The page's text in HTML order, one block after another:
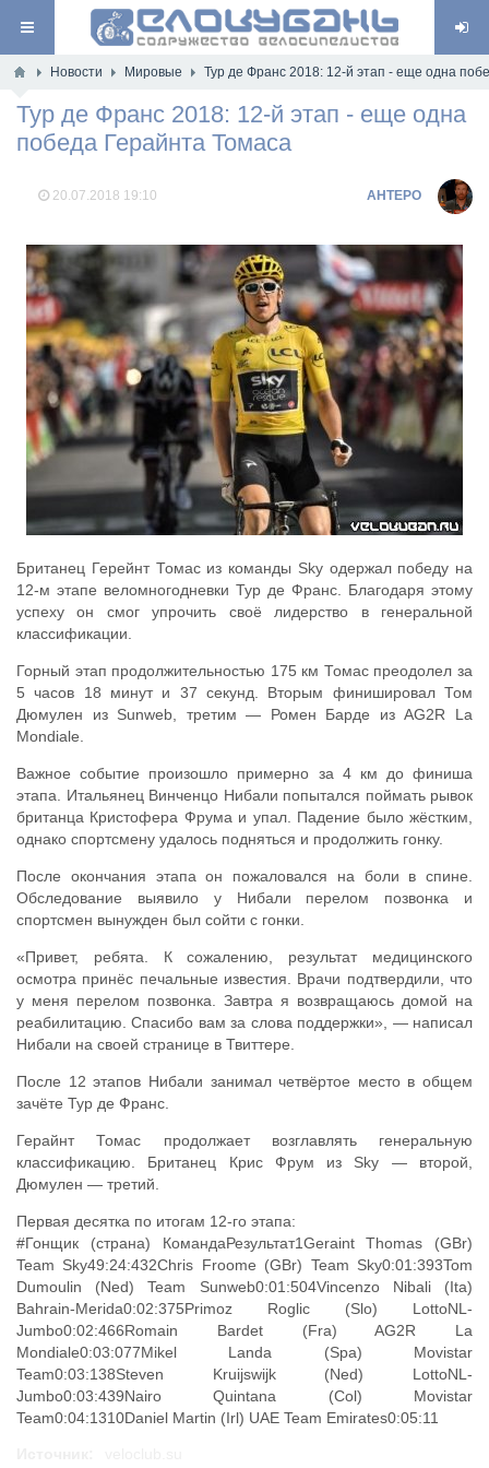
Новости Мировые Тур де Франс 2018: 12-й этап - еще одна
Тур де Франс 2018: 12-й этап - еще одна
победа Герайнта Томаса
20.07.2018 19:10 AHTEPO
Британец Герейнт Томас из команды Sky одержал победу на
12-м этапе веломногодневки Тур де Франс. Благодаря этому
успеху он смог упрочить своё лидерство в генеральной
классификации.
Горный этап продолжительностью 175 км Томас преодолел за
5 часов 18 минут и 37 секунд. Вторым финишировал Том
Дюмулен из Sunweb, третим — Ромен Барде из AG2R La
Mondiale.
Важное событие произошло примерно за 4 км до финиша
этапа. Итальянец Винченцо Нибали попытался поймать рывок
британца Кристофера Фрума и упал. Падение было жёстким,
однако спортсмену удалось подняться и продолжить гонку.
После окончания этапа он пожаловался на боли в спине.
Обследование выявило у Нибали перелом позвонка и
спортсмен вынужден был сойти с гонки.
«Привет, ребята. К сожалению, результат медицинского
осмотра принёс печальные известия. Врачи подтвердили, что
у меня перелом позвонка. Завтра я возвращаюсь домой на
реабилитацию. Спасибо вам за слова поддержки», — написал
Нибали на своей странице в Твиттере.
После 12 этапов Нибали занимал четвёртое место в общем
зачёте Тур де Франс.
Герайнт Томас продолжает возглавлять генеральную
классификацию. Британец Крис Фрум из Sky — второй,
Дюмулен — третий.
Первая десятка по итогам 12-го этапа:
#Гонщик (страна) КомандаРезультат1Geraint Thomas (GBr)
Team Sky49:24:432Chris Froome (GBr) Team Sky0:01:393Tom
Dumoulin (Ned) Team Sunweb0:01:504Vincenzo Nibali (Ita)
Bahrain-Merida0:02:375Primoz Roglic (Slo) LottoNL-
Jumbo0:02:466Romain Bardet (Fra) AG2R La
Mondiale0:03:077Mikel Landa (Spa) Movistar
Team0:03:138Steven Kruijswijk (Ned) LottoNL-
Jumbo0:03:439Nairo Quintana (Col) Movistar
Team0:04:1310Daniel Martin (Irl) UAE Team Emirates0:05:11